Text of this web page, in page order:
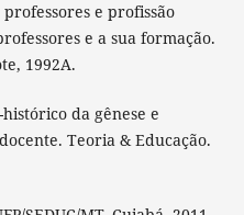
e profissão
e a sua formação.
1992A.
da gênese e
Teoria & Educação.